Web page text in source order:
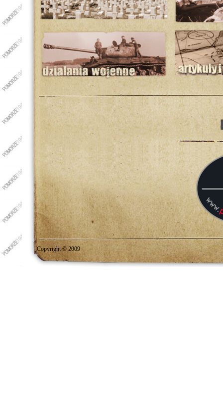
Copyright © 2009